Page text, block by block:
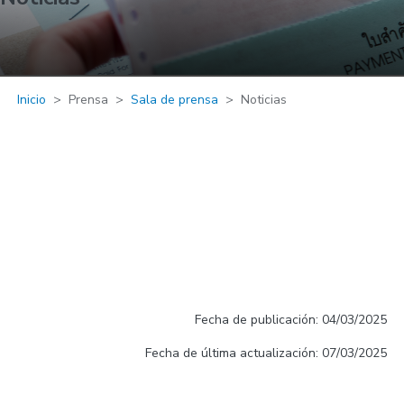
Inicio Prensa Sala de prensa Noticias
Fecha de publicación: 04/03/2025
Fecha de última actualización: 07/03/2025